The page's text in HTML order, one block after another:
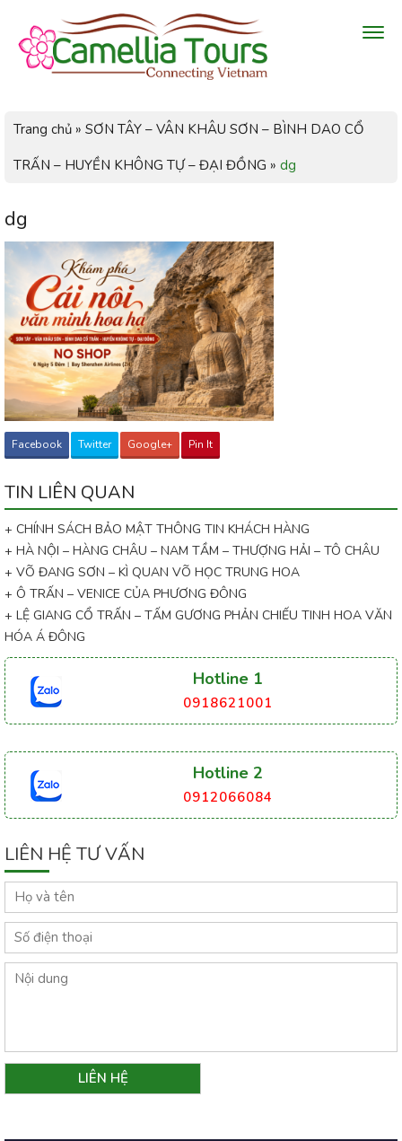
Trang chủ » SƠN TÂY – VÂN KHÂU SƠN – BÌNH DAO CỔ
TRẤN – HUYỀN KHÔNG TỰ – ĐẠI ĐỒNG » dg
dg
Facebook Twitter Google+ Pin It
TIN LIÊN QUAN
+ CHÍNH SÁCH BẢO MẬT THÔNG TIN KHÁCH HÀNG
+ HÀ NỘI – HÀNG CHÂU – NAM TẦM – THƯỢNG HẢI – TÔ CHÂU
+ VÕ ĐANG SƠN – KÌ QUAN VÕ HỌC TRUNG HOA
+ Ô TRẤN – VENICE CỦA PHƯƠNG ĐÔNG
+ LỆ GIANG CỔ TRẤN – TẤM GƯƠNG PHẢN CHIẾU TINH HOA VĂN
HÓA Á ĐÔNG
Hotline 1
0918621001
Hotline 2
0912066084
LIÊN HỆ TƯ VẤN